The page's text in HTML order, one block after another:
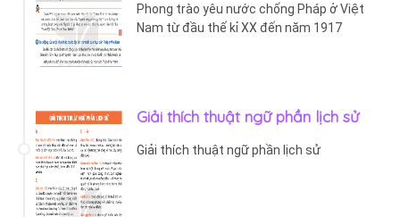
Phong trào yêu nước chống Pháp ở Việt
Nam từ đầu thế kỉ XX đến năm 1917
Giải thích thuật ngữ phần lịch sử
Giải thích thuật ngữ phần lịch sử